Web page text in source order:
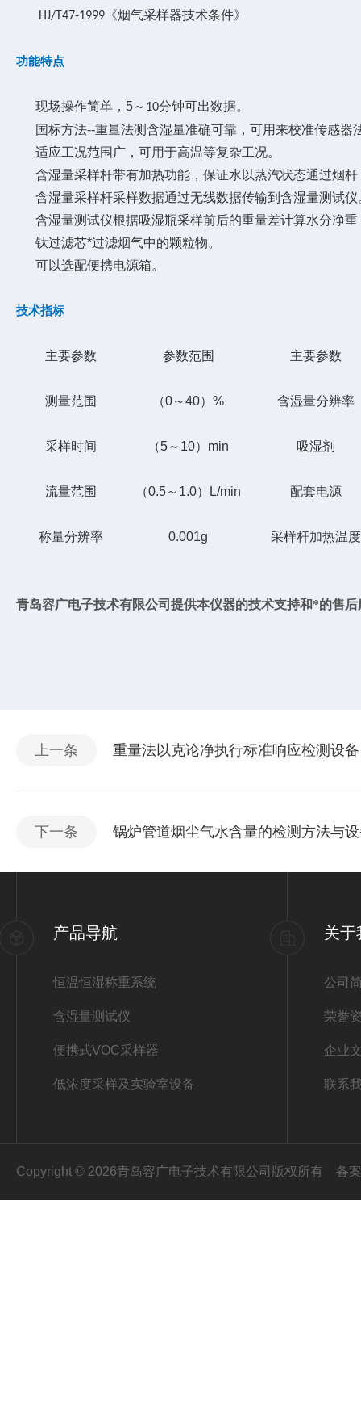
HJ/T47-1999 《烟气采样器技术条件》
功能特点
现场操作简单，5～ 10分钟可出数据。
国标方法--重量法测含湿量准确可靠，可用来校准传感器
适应工况范围广，可用于高温等复杂工况。
含湿量采样杆带有加热功能，保证水以蒸汽状态通过烟杆
含湿量采样杆采样数据通过无线数据传输到含湿量测试仪
含湿量测试仪根据吸湿瓶采样前后的重量差计算水分净重
钛过滤芯*过滤烟气中的颗粒物。
可以选配便携电源箱。
技术指标
主要参数 参数范围 主要参数
测量范围 （0～40）% 含湿量分辨率
采样时间 （5～10）min 吸湿剂
流量范围 （0.5～1.0）L/min 配套电源
称量分辨率 0.001g 采样杆加热温度
青岛容广电子技术有限公司提供本仪器的技术支持和*的售后
上一条 重量法以克论净执行标准响应检测设备
下一条 锅炉管道烟尘气水含量的检测方法与
产品导航
恒温恒湿称重系统
含湿量测试仪
便携式VOC采样器
低浓度采样及实验室设备
关于
公司
荣誉
企业
联系
Copyright © 2026青岛容广电子技术有限公司版权所有 备